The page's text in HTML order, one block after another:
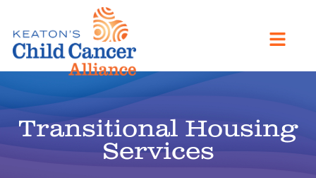
Transitional Housing
Services